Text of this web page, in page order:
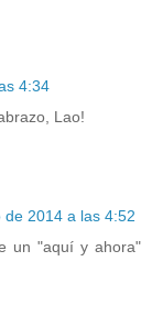
4:34
Lao!
de 2014 a las 4:52
un "aquí y ahora"